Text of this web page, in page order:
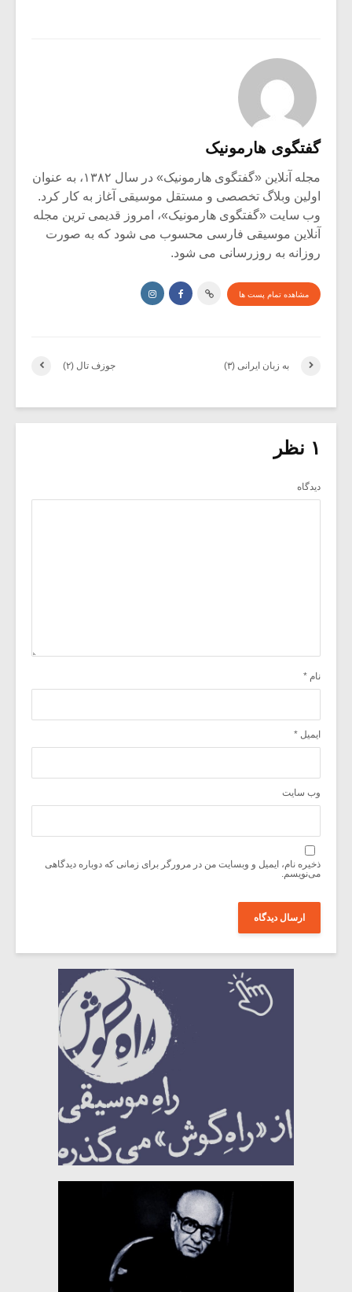
گفتگوی هارمونیک
مجله آنلاین «گفتگوی هارمونیک» در سال ۱۳۸۲، به عنوان
اولین وبلاگ تخصصی و مستقل موسیقی آغاز به کار کرد.
وب سایت «گفتگوی هارمونیک»، امروز قدیمی ترین مجله
آنلاین موسیقی فارسی محسوب می شود که به صورت
روزانه به روزرسانی می شود.
مشاهده تمام پست ها
جوزف تال (۲) به زبان ایرانی (۳)
۱ نظر
دیدگاه
نام *
ایمیل *
وب‌ سایت
ذخیره نام، ایمیل و وبسایت من در مرورگر برای زمانی که دوباره دیدگاهی
می‌نویسم.